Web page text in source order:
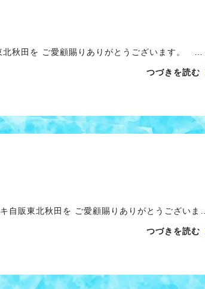
秋田を ご愛顧賜りありがとうございます。 …
つづきを読む
自販東北秋田を ご愛顧賜りありがとうございま…
つづきを読む